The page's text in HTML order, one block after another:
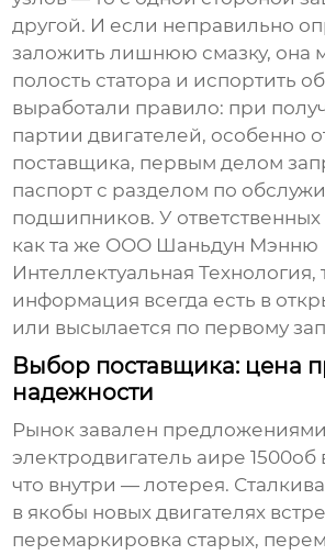
другой. И если неправильно
заложить лишнюю смазку, она
полость статора и испортить
выработали правило: при
партии двигателей, особенно
поставщика, первым делом
паспорт с разделом по
подшипников. У
как та же ООО Шаньдун Мэнню
Интеллектуальная Технология,
информация всегда есть в
или высылается по первому
Выбор поставщика: цена
надежности
Рынок завален
электродвигатель аире 1500об
что внутри — лотерея.
в якобы новых двигателях
перемаркировка старых,